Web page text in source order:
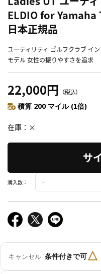
ELDIO for Yamaha
日本正規品
ユーティリティ ゴルフクラブ イ
モデル 女性の振りやすさを追求
22,000円 （税込）
積算 200 マイル (1倍)
在庫 ×
サ
購入数：
キャンセル 条件付きで可△